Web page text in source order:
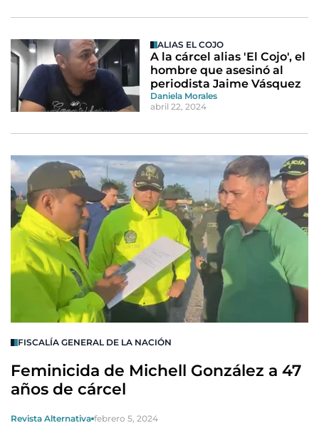
ALIAS EL COJO
A la cárcel alias 'El Cojo', el
hombre que asesinó al
periodista Jaime Vásquez
Daniela Morales
abril 22, 2024
FISCALÍA GENERAL DE LA NACIÓN
Feminicida de Michell González a 47
años de cárcel
Revista Alternativa febrero 5, 2024